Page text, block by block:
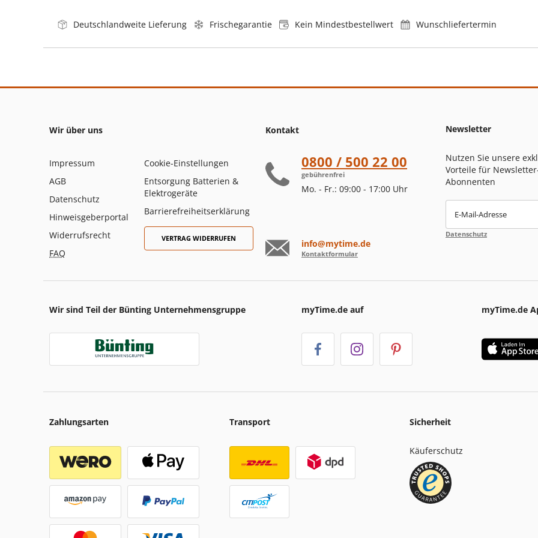
Deutschlandweite Lieferung Frischegarantie Kein Mindestbestellwert Wunschliefertermin
Wir über uns
Impressum
AGB
Datenschutz
Hinweisgeberportal
Widerrufsrecht
FAQ
Cookie-Einstellungen
Entsorgung Batterien &
Elektrogeräte
Barrierefreiheitserklärung
VERTRAG WIDERRUFEN
Kontakt
0800 / 500 22 00
gebührenfrei
Mo. - Fr.: 09:00 - 17:00 Uhr
info@mytime.de
Kontaktformular
Newsletter
Nutzen Sie unsere
Vorteile für
Abonnenten
E-Mail-Adresse
Datenschutz
Wir sind Teil der Bünting Unternehmensgruppe myTime.de auf myTime.de
Zahlungsarten Transport Sicherheit
Käuferschutz